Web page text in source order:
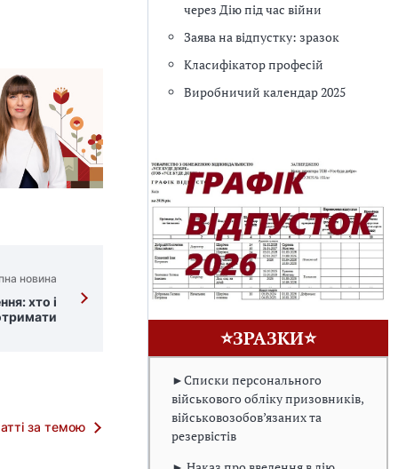
новина
хто і
за темою
через Дію під час війни
Заява на відпустку: зразок
Класифікатор професій
Виробничий календар 2025
⭐ЗРАЗКИ⭐
►Списки персонального
військового обліку призовників,
військовозобов’язаних та
резервістів